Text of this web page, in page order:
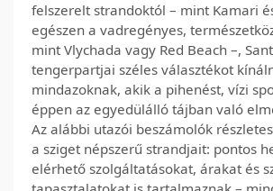
felszerelt strandoktól – mint Kamari
egészen a vadregényes,
mint Vlychada vagy Red Beach –,
tengerpartjai széles választékot
mindazoknak, akik a pihenést, vízi
éppen az egyedülálló tájban való
Az alábbi utazói beszámolók
a sziget népszerű strandjait: pontos
elérhető szolgáltatásokat, árakat és